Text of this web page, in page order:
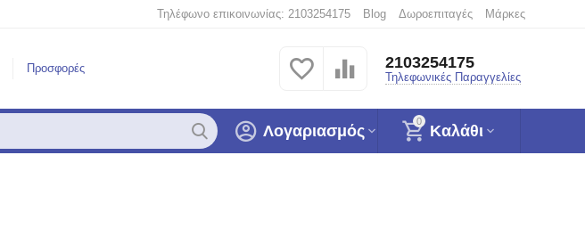
Τηλέφωνο επικοινωνίας: 2103254175 Blog Δωροεπιταγές Μάρκες
Προσφορές 2103254175
Τηλεφωνικές Παραγγελίες
0
Καλάθι
Λογαριασμός